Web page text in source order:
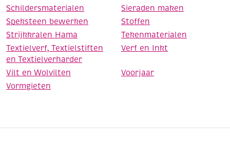
Schildersmaterialen
Sieraden maken
Speksteen bewerken
Stoffen
Strijkkralen Hama
Tekenmaterialen
Textielverf, Textielstiften
en Textielverharder
Verf en Inkt
Vilt en Wolvilten
Voorjaar
Vormgieten